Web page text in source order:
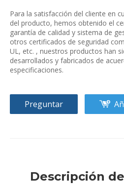
Para la satisfacción del cliente en
del producto, hemos obtenido el
garantía de calidad y sistema de
otros certificados de seguridad
UL, etc. , nuestros productos han
desarrollados y fabricados de
especificaciones.
Preguntar
Descripción